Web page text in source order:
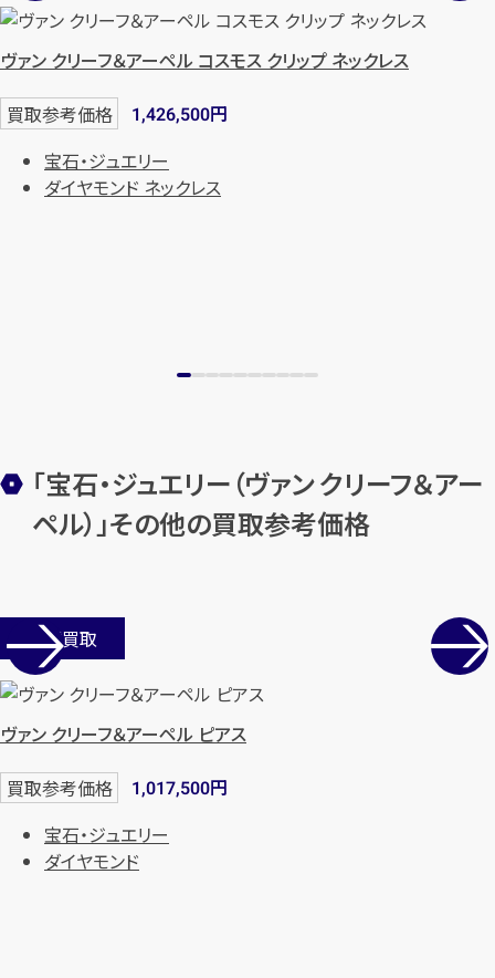
ヴァン クリーフ＆アーペル コスモス クリップ ネックレス
買取参考価格 1,426,500円
宝石・ジュエリー
ダイヤモンド ネックレス
「宝石・ジュエリー（ヴァン クリーフ＆アー
ペル）」その他の買取参考価格
店舗買取
ヴァン クリーフ＆アーペル ピアス
買取参考価格 1,017,500円
宝石・ジュエリー
ダイヤモンド